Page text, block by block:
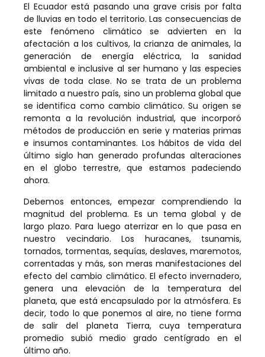
El Ecuador está pasando una grave crisis por falta
de lluvias en todo el territorio. Las consecuencias de
este fenómeno climático se advierten en la
afectación a los cultivos, la crianza de animales, la
generación de energía eléctrica, la sanidad
ambiental e inclusive al ser humano y las especies
vivas de toda clase. No se trata de un problema
limitado a nuestro país, sino un problema global que
se identifica como cambio climático. Su origen se
remonta a la revolución industrial, que incorporó
métodos de producción en serie y materias primas
e insumos contaminantes. Los hábitos de vida del
último siglo han generado profundas alteraciones
en el globo terrestre, que estamos padeciendo
ahora.
Debemos entonces, empezar comprendiendo la
magnitud del problema. Es un tema global y de
largo plazo. Para luego aterrizar en lo que pasa en
nuestro vecindario. Los huracanes, tsunamis,
tornados, tormentas, sequías, deslaves, maremotos,
correntadas y más, son meras manifestaciones del
efecto del cambio climático. El efecto invernadero,
genera una elevación de la temperatura del
planeta, que está encapsulado por la atmósfera. Es
decir, todo lo que ponemos al aire, no tiene forma
de salir del planeta Tierra, cuya temperatura
promedio subió medio grado centígrado en el
último año.